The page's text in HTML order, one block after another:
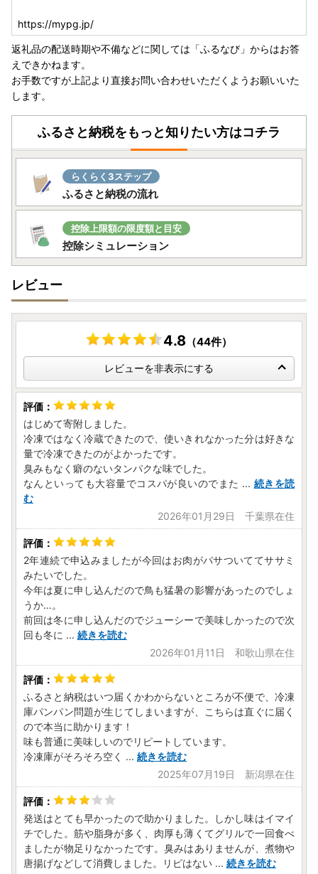
https://mypg.jp/
返礼品の配送時期や不備などに関しては「ふるなび」からはお答
えできかねます。
お手数ですが上記より直接お問い合わせいただくようお願いいた
します。
ふるさと納税をもっと知りたい方はコチラ
らくらく3ステップ
ふるさと納税の流れ
控除上限額の限度額と目安
控除シミュレーション
レビュー
4.8 （44件）
レビューを非表示にする
はじめて寄附しました。
冷凍ではなく冷蔵できたので、使いきれなかった分は好きな
量で冷凍できたのがよかったです。
臭みもなく癖のないタンパクな味でした。
なんといっても大容量でコスパが良いのでまた ... 続きを読
む
2026年01月29日 千葉県在住
2年連続で申込みましたが今回はお肉がパサついててササミ
みたいでした。
今年は夏に申し込んだので鳥も猛暑の影響があったのでしょ
うか…。
前回は冬に申し込んだのでジューシーで美味しかったので次
回も冬に ... 続きを読む
2026年01月11日 和歌山県在住
ふるさと納税はいつ届くかわからないところが不便で、冷凍
庫パンパン問題が生じてしまいますが、こちらは直ぐに届く
ので本当に助かります！
味も普通に美味しいのでリピートしています。
冷凍庫がそろそろ空く ... 続きを読む
2025年07月19日 新潟県在住
発送はとても早かったので助かりました。しかし味はイマイ
チでした。筋や脂身が多く、肉厚も薄くてグリルで一回食べ
ましたが物足りなかったです。臭みはありませんが、煮物や
唐揚げなどして消費しました。リピはない ... 続きを読む